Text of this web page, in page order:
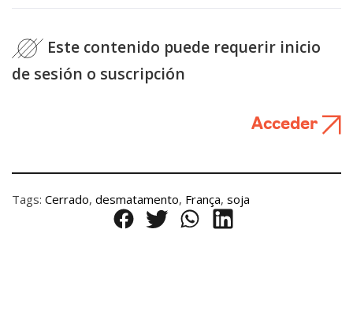
Este contenido puede requerir inicio
de sesión o suscripción
Acceder
Tags: Cerrado, desmatamento, França, soja